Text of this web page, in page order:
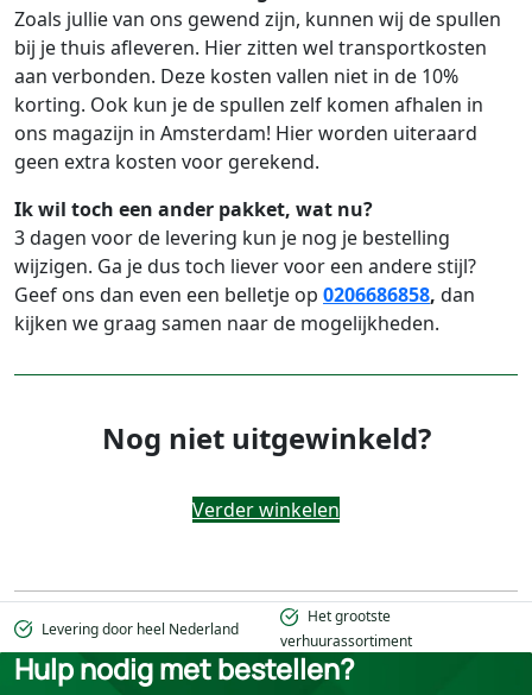
Zoals jullie van ons gewend zijn, kunnen wij de spullen
bij je thuis afleveren. Hier zitten wel transportkosten
aan verbonden. Deze kosten vallen niet in de 10%
korting. Ook kun je de spullen zelf komen afhalen in
ons magazijn in Amsterdam! Hier worden uiteraard
geen extra kosten voor gerekend.
Ik wil toch een ander pakket, wat nu?
3 dagen voor de levering kun je nog je bestelling
wijzigen. Ga je dus toch liever voor een andere stijl?
Geef ons dan even een belletje op 0206686858, dan
kijken we graag samen naar de mogelijkheden.
Nog niet uitgewinkeld?
Verder winkelen
Levering door heel Nederland
Het grootste
verhuurassortiment
Hulp nodig met bestellen?